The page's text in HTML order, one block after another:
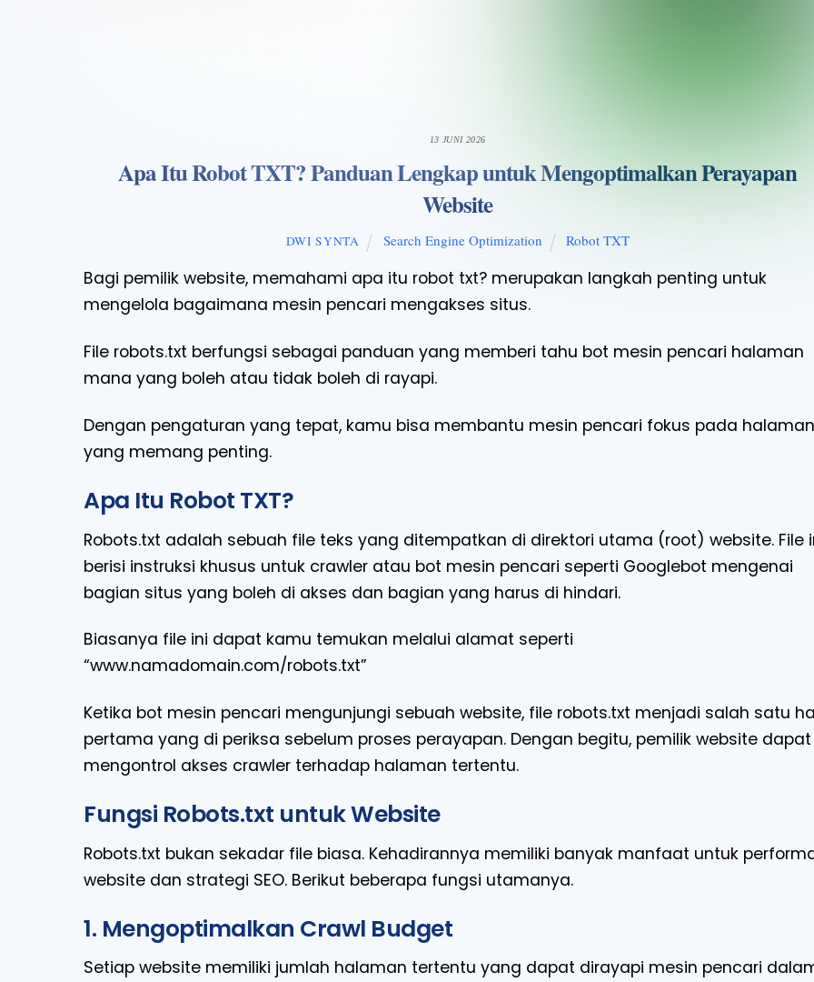
13 JUNI 2026
Apa Itu Robot TXT? Panduan Lengkap untuk Mengoptimalkan Perayapan
Website
DWI SYNTA Search Engine Optimization Robot TXT
Bagi pemilik website, memahami apa itu robot txt? merupakan langkah penting untuk
mengelola bagaimana mesin pencari mengakses situs.
File robots.txt berfungsi sebagai panduan yang memberi tahu bot mesin pencari halaman
mana yang boleh atau tidak boleh di rayapi.
Dengan pengaturan yang tepat, kamu bisa membantu mesin pencari fokus pada halaman
yang memang penting.
Apa Itu Robot TXT?
Robots.txt adalah sebuah file teks yang ditempatkan di direktori utama (root) website. File
berisi instruksi khusus untuk crawler atau bot mesin pencari seperti Googlebot mengenai
bagian situs yang boleh di akses dan bagian yang harus di hindari.
Biasanya file ini dapat kamu temukan melalui alamat seperti
“www.namadomain.com/robots.txt”
Ketika bot mesin pencari mengunjungi sebuah website, file robots.txt menjadi salah satu
pertama yang di periksa sebelum proses perayapan. Dengan begitu, pemilik website dapat
mengontrol akses crawler terhadap halaman tertentu.
Fungsi Robots.txt untuk Website
Robots.txt bukan sekadar file biasa. Kehadirannya memiliki banyak manfaat untuk
website dan strategi SEO. Berikut beberapa fungsi utamanya.
1. Mengoptimalkan Crawl Budget
Setiap website memiliki jumlah halaman tertentu yang dapat dirayapi mesin pencari